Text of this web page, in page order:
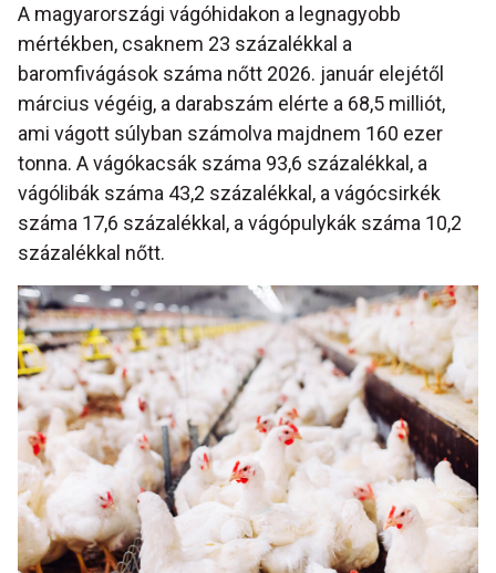
A magyarországi vágóhidakon a legnagyobb
mértékben, csaknem 23 százalékkal a
baromfivágások száma nőtt 2026. január elejétől
március végéig, a darabszám elérte a 68,5 milliót,
ami vágott súlyban számolva majdnem 160 ezer
tonna. A vágókacsák száma 93,6 százalékkal, a
vágólibák száma 43,2 százalékkal, a vágócsirkék
száma 17,6 százalékkal, a vágópulykák száma 10,2
százalékkal nőtt.